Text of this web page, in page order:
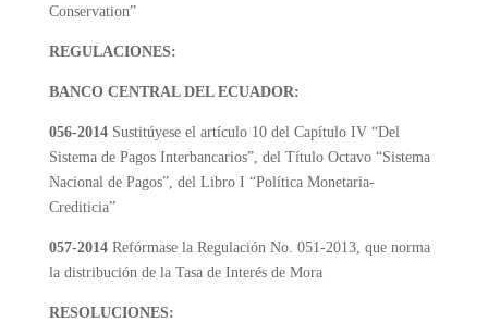
Conservation”
REGULACIONES:
BANCO CENTRAL DEL ECUADOR:
056-2014 Sustitúyese el artículo 10 del Capítulo IV “Del
Sistema de Pagos Interbancarios”, del Título Octavo “Sistema
Nacional de Pagos”, del Libro I “Política Monetaria-
Crediticia”
057-2014Refórmase la Regulación No. 051-2013, que norma
la distribución de la Tasa de Interés de Mora
RESOLUCIONES: